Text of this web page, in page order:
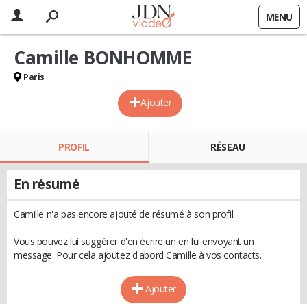
MENU
Ajouter
Camille BONHOMME
Paris
PROFIL RÉSEAU
En résumé
Camille n'a pas encore ajouté de résumé à son profil.
Vous pouvez lui suggérer d'en écrire un en lui envoyant un
message. Pour cela ajoutez d'abord Camille à vos contacts.
Ajouter